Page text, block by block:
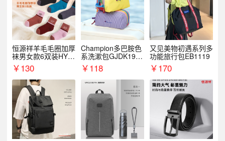
恒源祥羊毛毛圈加厚
袜男女款6双装HYX
068WZ
￥130
Champion多巴胺色
系洗漱包GJDK19R
1￥118
又见美物初遇系列多
功能旅行包EB1119
￥170